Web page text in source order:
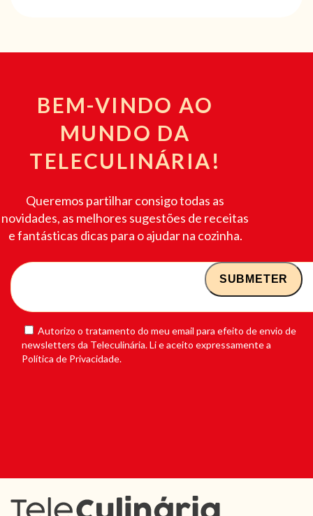
BEM-VINDO AO
MUNDO DA
TELECULINÁRIA!
Queremos partilhar consigo todas as
novidades, as melhores sugestões de receitas
e fantásticas dicas para o ajudar na cozinha.
Autorizo o tratamento do meu email para efeito de envio de
newsletters da Teleculinária. Li e aceito expressamente a
Política de Privacidade.